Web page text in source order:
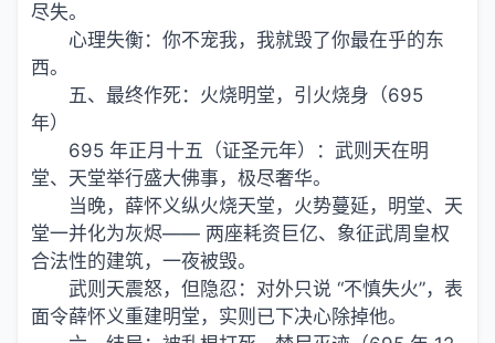
尽失。
心理失衡：你不宠我，我就毁了你最在乎的东
西。
五、最终作死：火烧明堂，引火烧身（695
年）
695 年正月十五（证圣元年）：武则天在明
堂、天堂举行盛大佛事，极尽奢华。
当晚，薛怀义纵火烧天堂，火势蔓延，明堂、天
堂一并化为灰烬—— 两座耗资巨亿、象征武周皇权
合法性的建筑，一夜被毁。
武则天震怒，但隐忍：对外只说 “不慎失火”，表
面令薛怀义重建明堂，实则已下决心除掉他。